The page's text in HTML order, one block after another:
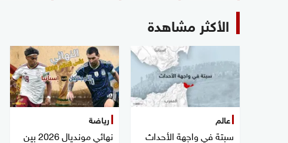
الأكثر مشاهدة
عالم
سبتة في واجهة الأحداث
رياضة
نهائي مونديال 2026 بين